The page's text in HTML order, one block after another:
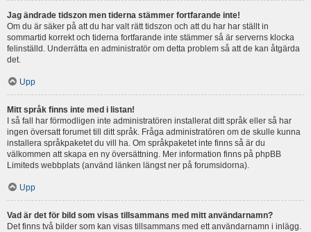
Jag ändrade tidszon men tiderna stämmer fortfarande inte!
Om du är säker på att du har valt rätt tidszon och att du har har ställt in
sommartid korrekt och tiderna fortfarande inte stämmer så är serverns klocka
felinställd. Underrätta en administratör om detta problem så att de kan åtgärda
det.
Upp
Mitt språk finns inte med i listan!
I så fall har förmodligen inte administratören installerat ditt språk eller så har
ingen översatt forumet till ditt språk. Fråga administratören om de skulle kunna
installera språkpaketet du vill ha. Om språkpaketet inte finns så är du
välkommen att skapa en ny översättning. Mer information finns på phpBB
Limiteds webbplats (använd länken längst ner på forumsidorna).
Upp
Vad är det för bild som visas tillsammans med mitt användarnamn?
Det finns två bilder som kan visas tillsammans med ett användarnamn i inlägg.